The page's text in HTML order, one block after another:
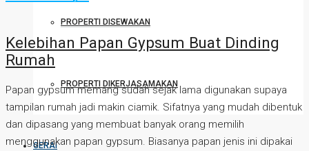
PROPERTI DISEWAKAN
PROPERTI DIKERJASAMAKAN
GERAI
Kelebihan Papan Gypsum Buat Dinding
Rumah
Papan gypsum memang sudah sejak lama digunakan supaya
tampilan rumah jadi makin ciamik. Sifatnya yang mudah dibentuk
dan dipasang yang membuat banyak orang memilih
menggunakan papan gypsum. Biasanya papan jenis ini dipakai